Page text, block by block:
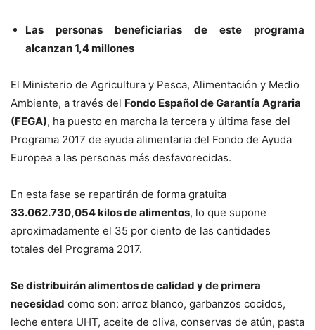
Las personas beneficiarias de este programa
alcanzan 1,4 millones
El Ministerio de Agricultura y Pesca, Alimentación y Medio
Ambiente, a través del Fondo Español de Garantía Agraria
(FEGA), ha puesto en marcha la tercera y última fase del
Programa 2017 de ayuda alimentaria del Fondo de Ayuda
Europea a las personas más desfavorecidas.
En esta fase se repartirán de forma gratuita
33.062.730,054 kilos de alimentos, lo que supone
aproximadamente el 35 por ciento de las cantidades
totales del Programa 2017.
Se distribuirán alimentos de calidad y de primera
necesidad como son: arroz blanco, garbanzos cocidos,
leche entera UHT, aceite de oliva, conservas de atún, pasta